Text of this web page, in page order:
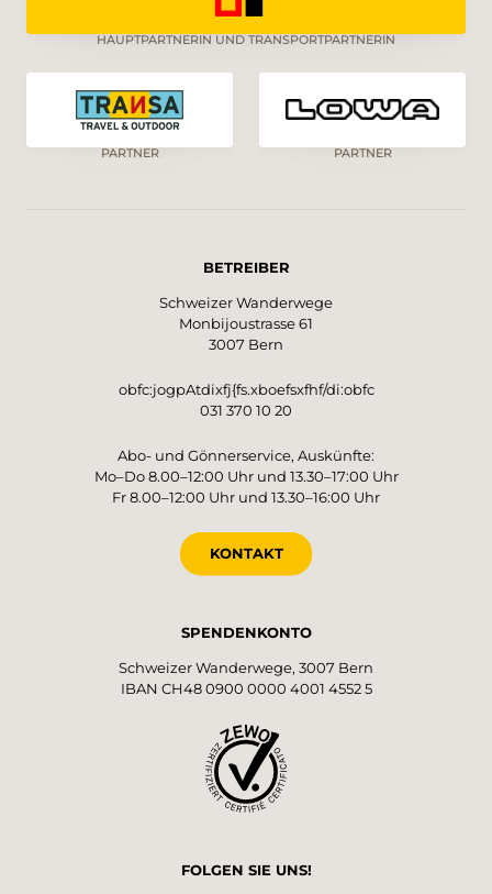
HAUPTPARTNERIN UND TRANSPORTPARTNERIN
PARTNER PARTNER
BETREIBER
Schweizer Wanderwege
Monbijoustrasse 61
3007 Bern
obfc:jogpAtdixfj{fs.xboefsxfhf/di:obfc
031 370 10 20
Abo- und Gönnerservice, Auskünfte:
Mo–Do 8.00–12:00 Uhr und 13.30–17:00 Uhr
Fr 8.00–12:00 Uhr und 13.30–16:00 Uhr
KONTAKT
SPENDENKONTO
Schweizer Wanderwege, 3007 Bern
IBAN CH48 0900 0000 4001 4552 5
FOLGEN SIE UNS!